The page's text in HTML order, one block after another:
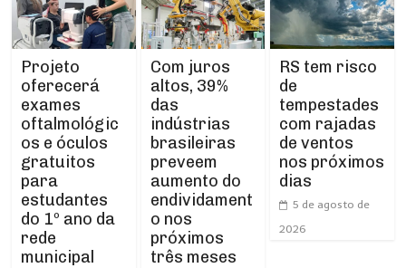
Projeto
oferecerá
exames
oftalmológic
os e óculos
gratuitos
para
estudantes
do 1º ano da
rede
municipal
Com juros
altos, 39%
das
indústrias
brasileiras
preveem
aumento do
endividament
o nos
próximos
três meses
RS tem risco
de
tempestades
com rajadas
de ventos
nos próximos
dias
5 de agosto de
2026